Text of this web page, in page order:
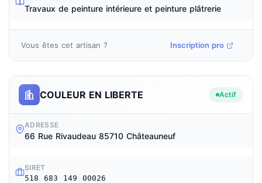
Travaux de peinture intérieure et peinture plâtrerie
Vous êtes cet artisan ? Inscription pro
COULEUR EN LIBERTE Actif
ADRESSE
66 Rue Rivaudeau 85710 Châteauneuf
SIRET
518 683 149 00026